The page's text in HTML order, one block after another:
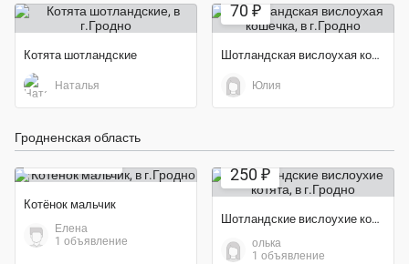
Котята шотландские
Наталья
70 ₽
Шотландская вислоухая кошечка
Юлия
Гродненская область
Котёнок мальчик
Елена
1 объявление
250 ₽
Шотландские вислоухие котята
олька
1 объявление